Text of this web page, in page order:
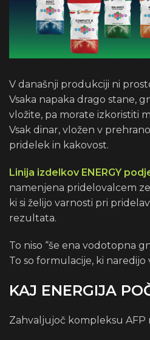
V današnji produkciji ni
Vsaka napaka drago stane,
vložite, pa morate izkoristiti
Vsak dinar, vložen v
pridelek in kakovost.
Linija izdelkov ENERGY
namenjena pridelovalcem
ki si želijo varnosti pri
rezultata.
To niso “še ena vodotopna
To so formulacije, ki naredijo
KAJ ENERGIJA
Zahvaljujoč kompleksu AFP